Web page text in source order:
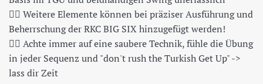
👍🏼 Weitere Elemente können bei präziser Ausführung und
Beherrschung der RKC BIG SIX hinzugefügt werden!
👍🏼 Achte immer auf eine saubere Technik, fühle die Übung
in jeder Sequenz und "don't rush the Turkish Get Up" ->
lass dir Zeit